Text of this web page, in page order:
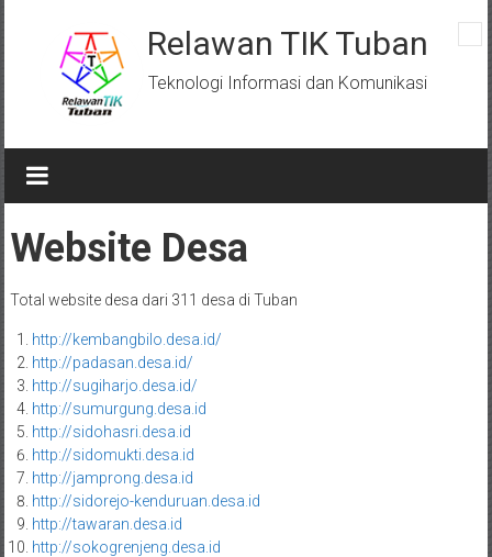
Relawan TIK Tuban
Teknologi Informasi dan Komunikasi
Website Desa
Total website desa dari 311 desa di Tuban
http://kembangbilo.desa.id/
http://padasan.desa.id/
http://sugiharjo.desa.id/
http://sumurgung.desa.id
http://sidohasri.desa.id
http://sidomukti.desa.id
http://jamprong.desa.id
http://sidorejo-kenduruan.desa.id
http://tawaran.desa.id
http://sokogrenjeng.desa.id